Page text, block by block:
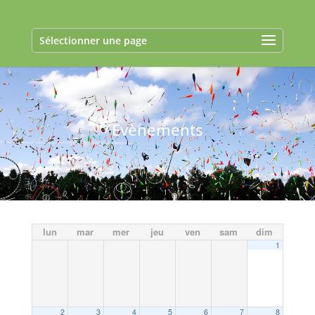
Sélectionner une page
Evènements
lun mar mer jeu ven sam dim
1
2 3 4 5 6 7 8